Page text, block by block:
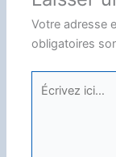
Votre adresse
obligatoires
Écrivez
ici…